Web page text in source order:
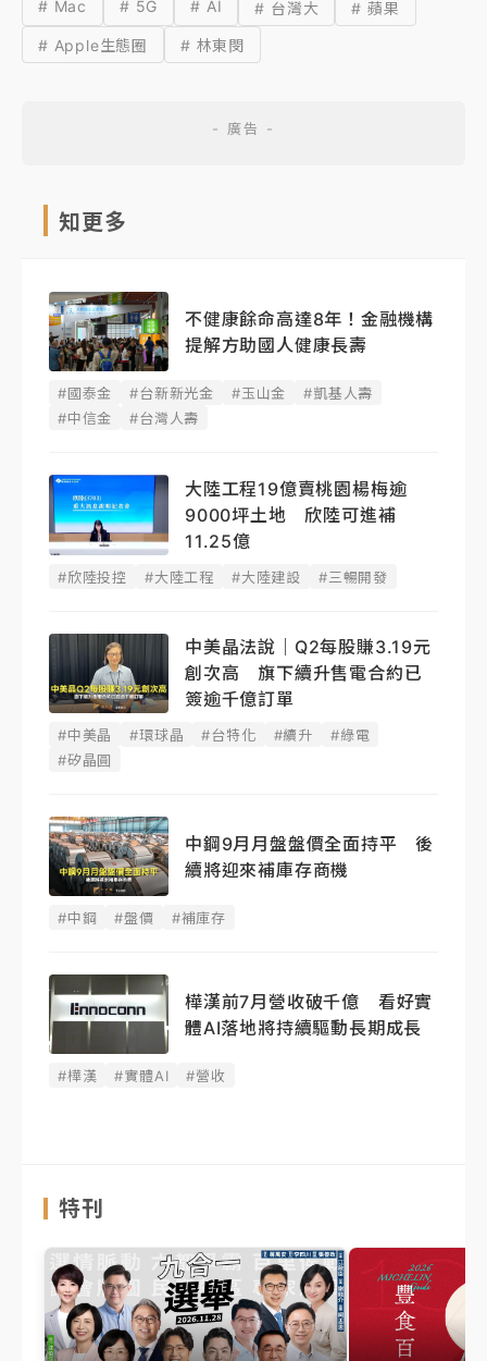
# Mac # 5G # AI # 台灣大
# 蘋果
# Apple生態圈
# 林東閔
知更多
不健康餘命高達8年！金融機構
提解方助國人健康長壽
#國泰金 #台新新光金 #玉山金
#凱基人壽
#中信金
#台灣人壽
大陸工程19億賣桃園楊梅逾
9000坪土地 欣陸可進補
11.25億
#欣陸投控 #大陸工程 #大陸建設 #三暢開發
中美晶法說｜Q2每股賺3.19元
創次高 旗下續升售電合約已
簽逾千億訂單
#中美晶 #環球晶 #台特化 #續升
#綠電
#矽晶圓
中鋼9月月盤盤價全面持平 後
續將迎來補庫存商機
#中鋼 #盤價 #補庫存
樺漢前7月營收破千億 看好實
體AI落地將持續驅動長期成長
#樺漢 #實體AI #營收
特刊